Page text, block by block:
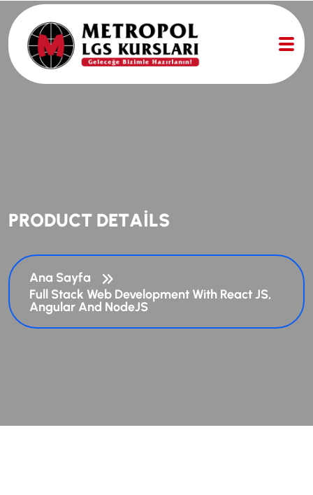
PRODUCT DETAILS
Ana Sayfa
Full Stack Web Development With React JS,
Angular And NodeJS